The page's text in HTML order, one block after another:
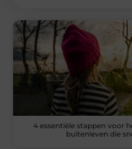
4 essentiële stappen voor
buitenleven die